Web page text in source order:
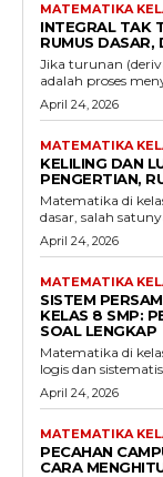
MATEMATIKA
INTEGRAL TAK
RUMUS DASAR,
Jika turunan
adalah proses
April 24, 2026
MATEMATIKA
KELILING DAN
PENGERTIAN,
Matematika di
dasar, salah
April 24, 2026
MATEMATIKA
SISTEM
KELAS 8 SMP:
SOAL LENGKAP
Matematika di
logis dan
April 24, 2026
MATEMATIKA
PECAHAN
CARA